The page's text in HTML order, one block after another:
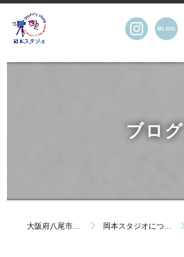
ブログ
大阪府八尾市の写真館・株式会社岡本スタジオ 岡本スタジオについて｜創業123年 大阪府八尾市の写真館